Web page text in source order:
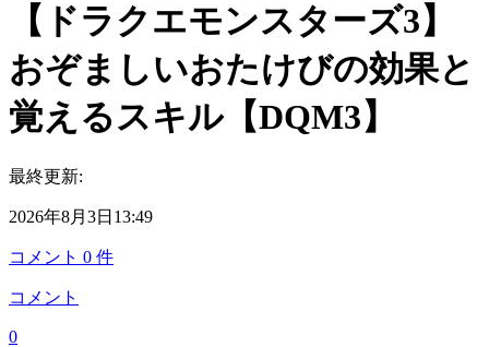
【ドラクエモンスターズ3】
おぞましいおたけびの効果と
覚えるスキル【DQM3】
最終更新:
2026年8月3日13:49
コメント 0 件
コメント
0